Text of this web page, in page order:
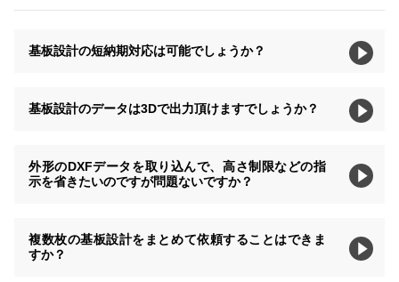
基板設計の短納期対応は可能でしょうか？
基板設計のデータは3Dで出力頂けますでしょうか？
外形のDXFデータを取り込んで、高さ制限などの指
示を省きたいのですが問題ないですか？
複数枚の基板設計をまとめて依頼することはできま
すか？